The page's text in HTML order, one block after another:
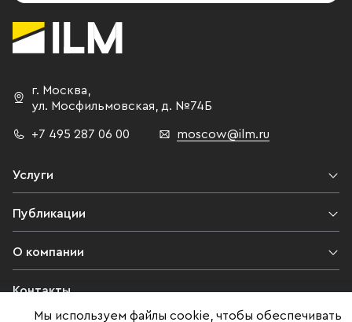
г. Москва,
ул. Мосфильмовская, д. №74Б
+7 495 287 06 00 moscow@ilm.ru
Услуги
Публикации
О компании
Контакты
Мы используем файлы cookie, чтобы обеспечивать